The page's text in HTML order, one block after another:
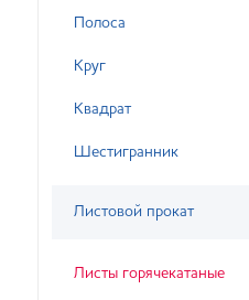
Полоса
Круг
Квадрат
Шестигранник
Листовой прокат
Листы горячекатаные